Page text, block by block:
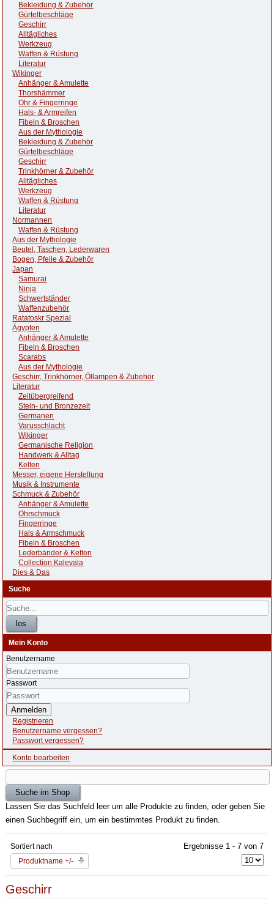
Bekleidung & Zubehör
Gürtelbeschläge
Geschirr
Alltägliches
Werkzeug
Waffen & Rüstung
Literatur
Wikinger
Anhänger & Amulette
Thorshämmer
Ohr & Fingerringe
Hals- & Armreifen
Fibeln & Broschen
Aus der Mythologie
Bekleidung & Zubehör
Gürtelbeschläge
Geschirr
Trinkhörner & Zubehör
Alltägliches
Werkzeug
Waffen & Rüstung
Literatur
Normannen
Waffen & Rüstung
Aus der Mythologie
Beutel, Taschen, Lederwaren
Bogen, Pfeile & Zubehör
Japan
Samurai
Ninja
Schwertständer
Waffenzubehör
Ratatoskr Spezial
Ägypten
Anhänger & Amulette
Fibeln & Broschen
Scarabs
Aus der Mythologie
Geschirr, Trinkhörner, Öllampen & Zubehör
Literatur
Zeitübergreifend
Stein- und Bronzezeit
Germanen
Varusschlacht
Wikinger
Germanische Religion
Handwerk & Alltag
Kelten
Messer, eigene Herstellung
Musik & Instrumente
Schmuck & Zubehör
Anhänger & Amulette
Ohrschmuck
Fingerringe
Hals & Armschmuck
Fibeln & Broschen
Lederbänder & Ketten
Collection Kalevala
Dies & Das
Suche
Mein Konto
Benutzername
Passwort
Anmelden
Registrieren
Benutzername vergessen?
Passwort vergessen?
Konto bearbeiten
Lassen Sie das Suchfeld leer um alle Produkte zu finden, oder geben Sie
einen Suchbegriff ein, um ein bestimmtes Produkt zu finden.
Sortiert nach
Produktname +/-
Ergebnisse 1 - 7 von 7
Geschirr